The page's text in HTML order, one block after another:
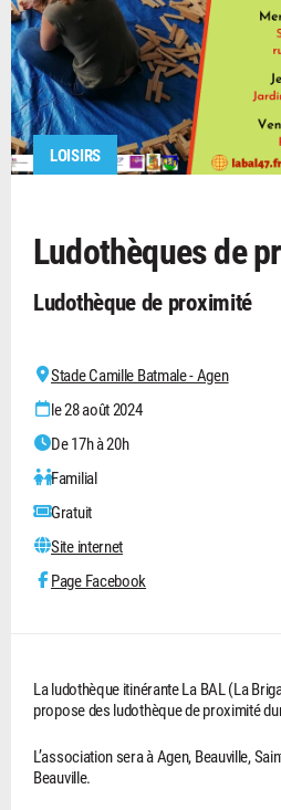
LOISIRS
Ludothèques de
Ludothèque de proximité
Stade Camille Batmale - Agen
le 28 août 2024
De 17h à 20h
Familial
Gratuit
Site internet
Page Facebook
La ludothèque itinérante La BAL (La
propose des ludothèque de proximité
L’association sera à Agen, Beauville,
Beauville.